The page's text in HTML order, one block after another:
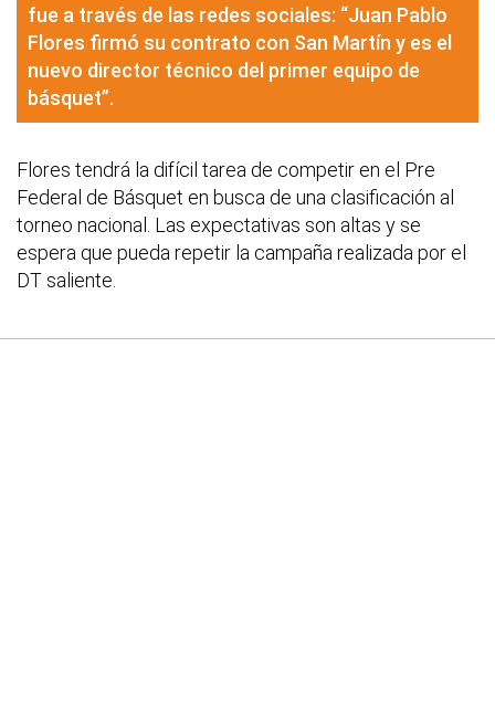
fue a través de las redes sociales: “Juan Pablo
Flores firmó su contrato con San Martín y es el
nuevo director técnico del primer equipo de
básquet”.
Flores tendrá la difícil tarea de competir en el Pre
Federal de Básquet en busca de una clasificación al
torneo nacional. Las expectativas son altas y se
espera que pueda repetir la campaña realizada por el
DT saliente.